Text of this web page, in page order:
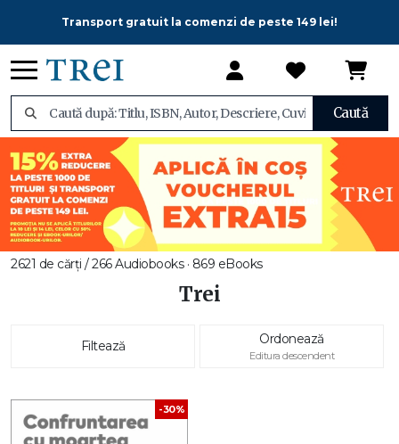
Transport gratuit la comenzi de peste 149 lei!
Caută
2621 de cărți / 266 Audiobooks · 869 eBooks
Trei
Filtează Ordonează
Editura descendent
-30%